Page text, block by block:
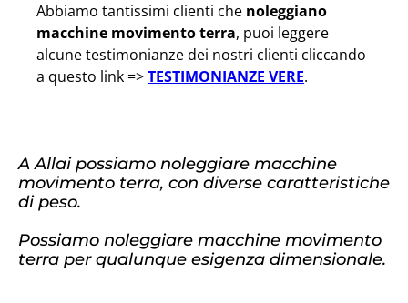
Abbiamo tantissimi clienti che noleggiano
macchine movimento terra, puoi leggere
alcune testimonianze dei nostri clienti cliccando
a questo link =>TESTIMONIANZE VERE.
A Allai possiamo noleggiare macchine
movimento terra, con diverse caratteristiche
di peso.
Possiamo noleggiare macchine movimento
terra per qualunque esigenza dimensionale.